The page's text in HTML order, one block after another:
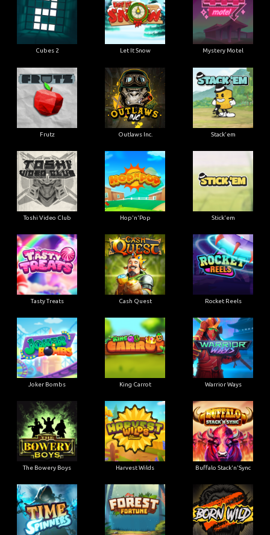
Cubes 2 Let It Snow Mystery Motel
Frutz Outlaws Inc. Stack'em
Toshi Video Club Hop'n'Pop Stick'em
Tasty Treats Cash Quest Rocket Reels
Joker Bombs King Carrot Warrior Ways
The Bowery Boys Harvest Wilds Buffalo Stack'n'Sync